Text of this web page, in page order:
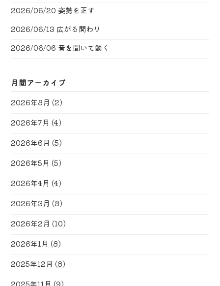
2026/06/20 姿勢を正す
2026/06/13 広がる関わり
2026/06/06 音を聞いて動く
月間アーカイブ
2026年8月 (2)
2026年7月 (4)
2026年6月 (5)
2026年5月 (5)
2026年4月 (4)
2026年3月 (8)
2026年2月 (10)
2026年1月 (8)
2025年12月 (8)
2025年11月 (9)